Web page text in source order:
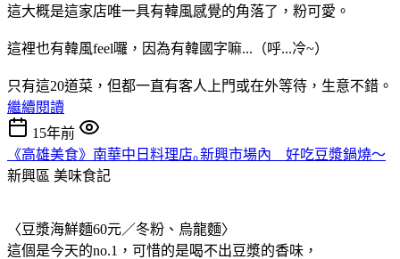
這大概是這家店唯一具有韓風感覺的角落了，粉可愛。
這裡也有韓風feel囉，因為有韓國字嘛...（呼...冷~）
只有這20道菜，但都一直有客人上門或在外等待，生意不錯。
繼續閱讀
15年前
《高雄美食》南華中日料理店｡新興市場內 好吃豆漿鍋燒～
新興區 美味食記
〈豆漿海鮮麵60元／冬粉、烏龍麵〉
這個是今天的no.1，可惜的是喝不出豆漿的香味，